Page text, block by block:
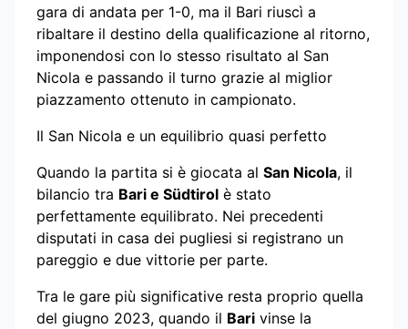
gara di andata per 1-0, ma il Bari riuscì a
ribaltare il destino della qualificazione al ritorno,
imponendosi con lo stesso risultato al San
Nicola e passando il turno grazie al miglior
piazzamento ottenuto in campionato.
Il San Nicola e un equilibrio quasi perfetto
Quando la partita si è giocata al San Nicola, il
bilancio tra Bari e Südtirol è stato
perfettamente equilibrato. Nei precedenti
disputati in casa dei pugliesi si registrano un
pareggio e due vittorie per parte.
Tra le gare più significative resta proprio quella
del giugno 2023, quando il Bari vinse la